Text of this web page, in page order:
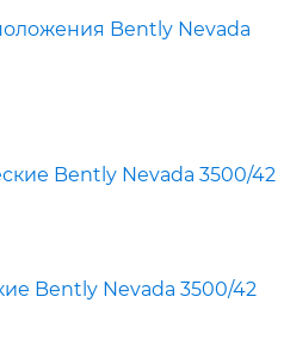
Bently Nevada
Bently Nevada 3500/42